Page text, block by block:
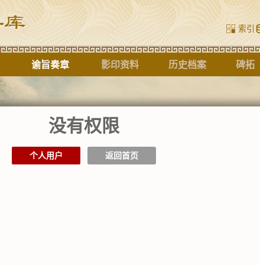
索引
谕旨奏章 影印资料 历史档案 碑拓
没有权限
个人用户 返回首页